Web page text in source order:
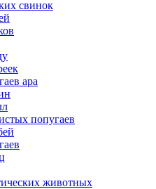
свинок
ара
попугаев
животных